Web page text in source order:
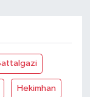
Hekimhan